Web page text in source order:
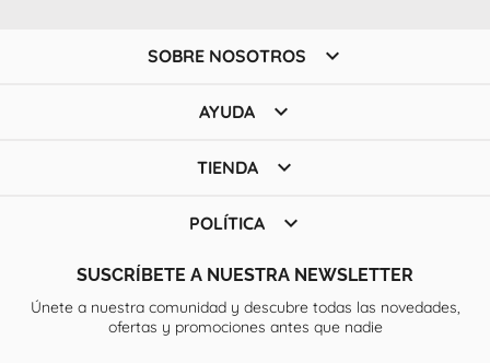
SOBRE NOSOTROS 
AYUDA 
TIENDA 
POLÍTICA 
SUSCRÍBETE A NUESTRA NEWSLETTER
Únete a nuestra comunidad y descubre todas las novedades,
ofertas y promociones antes que nadie